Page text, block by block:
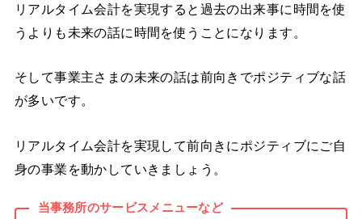
リアルタイム会計を実現すると過去の出来事に時間を使
うよりも未来の話に時間を使うことになります。
そして事業主さまの未来の話は前向きでポジティブな話
が多いです。
リアルタイム会計を実現して前向きにポジティブにご自
身の事業を動かしていきましょう。
当事務所のサービスメニューなど